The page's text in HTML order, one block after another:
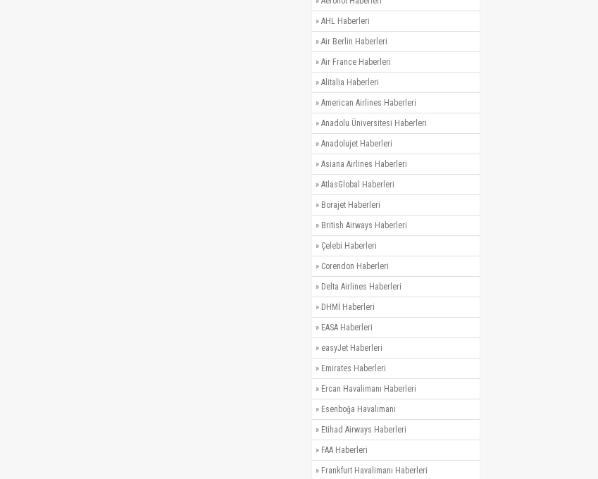
» AHL Haberleri
» Air Berlin Haberleri
» Air France Haberleri
» Alitalia Haberleri
» American Airlines Haberleri
» Anadolu Üniversitesi Haberleri
» Anadolujet Haberleri
» Asiana Airlines Haberleri
» AtlasGlobal Haberleri
» Borajet Haberleri
» British Airways Haberleri
» Çelebi Haberleri
» Corendon Haberleri
» Delta Airlines Haberleri
» DHMİ Haberleri
» EASA Haberleri
» easyJet Haberleri
» Emirates Haberleri
» Ercan Havalimanı Haberleri
» Esenboğa Havalimanı
» Etihad Airways Haberleri
» FAA Haberleri
» Frankfurt Havalimanı Haberleri